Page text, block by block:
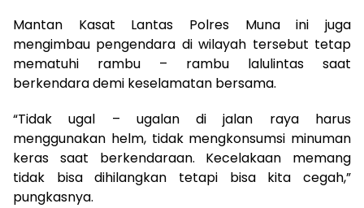
Mantan Kasat Lantas Polres Muna ini juga
mengimbau pengendara di wilayah tersebut tetap
mematuhi rambu – rambu lalulintas saat
berkendara demi keselamatan bersama.
“Tidak ugal – ugalan di jalan raya harus
menggunakan helm, tidak mengkonsumsi minuman
keras saat berkendaraan. Kecelakaan memang
tidak bisa dihilangkan tetapi bisa kita cegah,”
pungkasnya.